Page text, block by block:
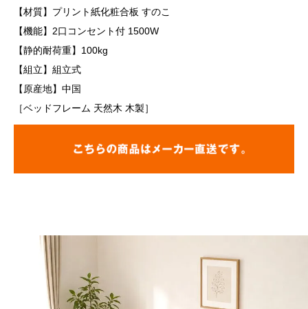
【材質】プリント紙化粧合板 すのこ
【機能】2口コンセント付 1500W
【静的耐荷重】100kg
【組立】組立式
【原産地】中国
［ベッドフレーム 天然木 木製］